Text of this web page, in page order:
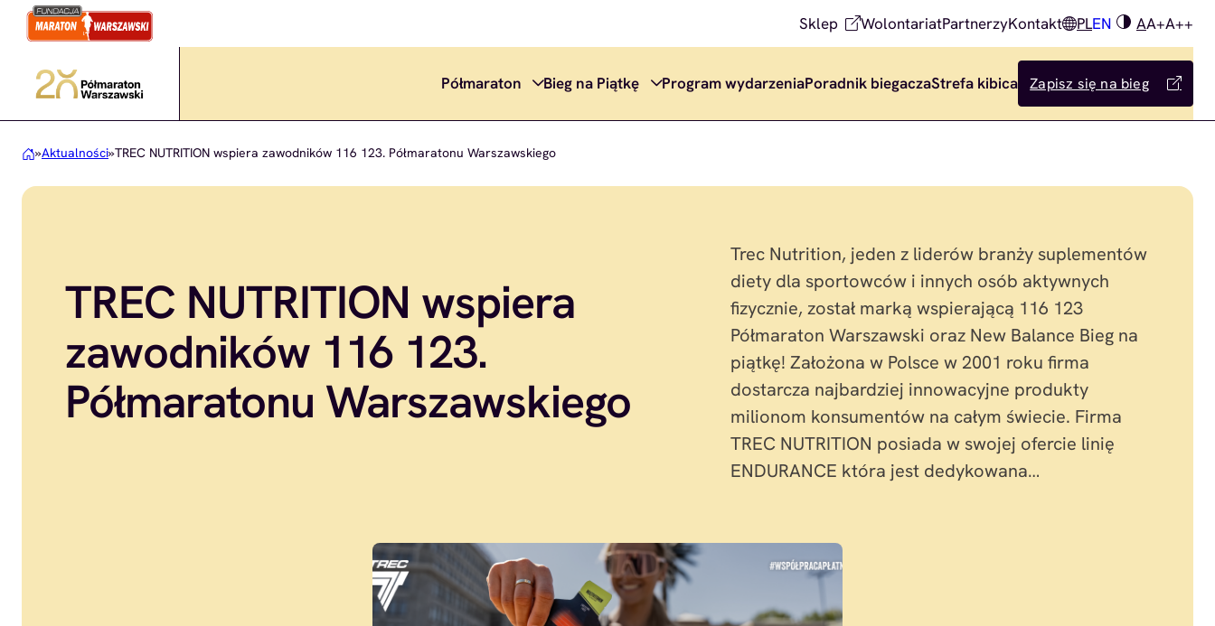
Przejdź
Sklep WolontariatPartnerzyKontakt PLEN AA+A++
Półmaraton Bieg na Piątkę Program wydarzeniaPoradnik biegaczaStrefa kibica Zapisz się na bieg
»Aktualności»TREC NUTRITION wspiera zawodników 116 123. Półmaratonu Warszawskiego
TREC NUTRITION wspiera
zawodników 116 123.
Półmaratonu Warszawskiego
Trec Nutrition, jeden z liderów branży suplementów
diety dla sportowców i innych osób aktywnych
fizycznie, został marką wspierającą 116 123
Półmaraton Warszawski oraz New Balance Bieg na
piątkę! Założona w Polsce w 2001 roku firma
dostarcza najbardziej innowacyjne produkty
milionom konsumentów na całym świecie. Firma
TREC NUTRITION posiada w swojej ofercie linię
ENDURANCE która jest dedykowana…